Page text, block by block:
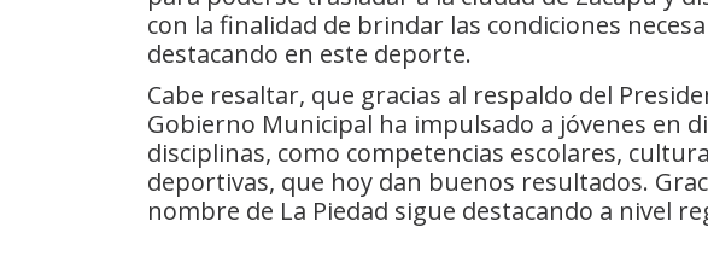
con la finalidad de brindar las condiciones
destacando en este deporte.
Cabe resaltar, que gracias al respaldo del
Gobierno Municipal ha impulsado a jóvenes en
disciplinas, como competencias escolares,
deportivas, que hoy dan buenos resultados.
nombre de La Piedad sigue destacando a nivel